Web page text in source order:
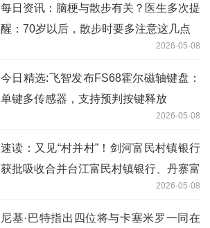
每日资讯：脑梗与散步有关？医生多次提
醒：70岁以后，散步时要多注意这几点
2026-05-08
今日精选:飞智发布FS68霍尔磁轴键盘：
单键多传感器，支持预判按键释放
2026-05-08
速读：又见“村并村”！剑河富民村镇银行
获批吸收合并台江富民村镇银行、丹寨富
2026-05-08
尼基·巴特指出四位将与卡塞米罗一同在